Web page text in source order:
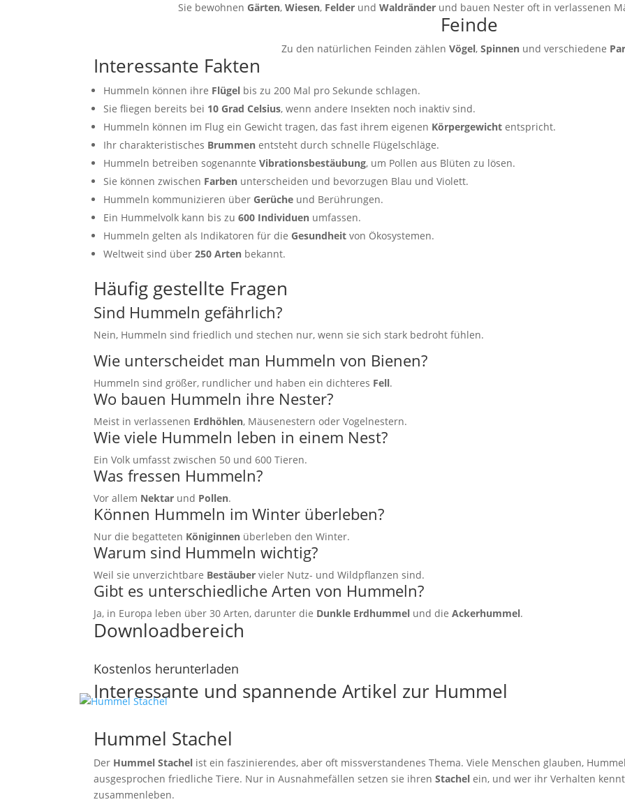
Sie bewohnen Gärten, Wiesen, Felder und Waldränder und bauen Nester oft in verlassenen
Feinde
Zu den natürlichen Feinden zählen Vögel, Spinnenund verschiedene
Interessante Fakten
Hummeln können ihre Flügel bis zu 200 Mal pro Sekunde schlagen.
Sie fliegen bereits bei 10 Grad Celsius, wenn andere Insekten noch inaktiv sind.
Hummeln können im Flug ein Gewicht tragen, das fast ihrem eigenen Körpergewicht entspricht.
Ihr charakteristisches Brummen entsteht durch schnelle Flügelschläge.
Hummeln betreiben sogenannteVibrationsbestäubung, um Pollen aus Blüten zu lösen.
Sie können zwischen Farben unterscheiden und bevorzugen Blau und Violett.
Hummeln kommunizieren überGerüche und Berührungen.
Ein Hummelvolk kann bis zu600 Individuen umfassen.
Hummeln gelten als Indikatoren für dieGesundheit von Ökosystemen.
Weltweit sind über250 Arten bekannt.
Häufig gestellte Fragen
Sind Hummeln gefährlich?
Nein, Hummeln sind friedlich und stechen nur, wenn sie sich stark bedroht fühlen.
Wie unterscheidet man Hummeln von Bienen?
Hummeln sind größer, rundlicher und haben ein dichteres Fell.
Wo bauen Hummeln ihre Nester?
Meist in verlassenen Erdhöhlen, Mäusenestern oder Vogelnestern.
Wie viele Hummeln leben in einem Nest?
Ein Volk umfasst zwischen 50 und 600 Tieren.
Was fressen Hummeln?
Vor allem Nektar und Pollen.
Können Hummeln im Winter überleben?
Nur die begatteten Königinnen überleben den Winter.
Warum sind Hummeln wichtig?
Weil sie unverzichtbare Bestäuber vieler Nutz- und Wildpflanzen sind.
Gibt es unterschiedliche Arten von Hummeln?
Ja, in Europa leben über 30 Arten, darunter die Dunkle Erdhummel und dieAckerhummel.
Downloadbereich
Kostenlos herunterladen
Interessante und spannende Artikel zur Hummel
Hummel Stachel
Der Hummel Stachel ist ein faszinierendes, aber oft missverstandenes Thema. Viele Menschen glauben,
ausgesprochen friedliche Tiere. Nur in Ausnahmefällen setzen sie ihrenStachel ein, und wer ihr Verhalten
zusammenleben.